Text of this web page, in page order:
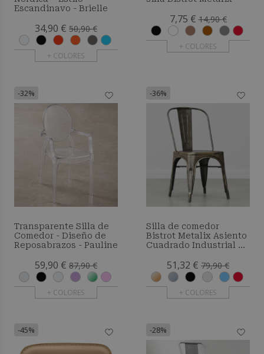
Escandinavo - Brielle
34,90 € 50,90 €
+ COLORES
7,75 € 14,90 €
+ COLORES
-32%
Transparente Silla de
Comedor - Diseño de
Reposabrazos - Pauline
59,90 € 87,90 €
+ COLORES
-36%
Silla de comedor
Bistrot Metalix Asiento
Cuadrado Industrial en
51,32 € 79,90 €
+ COLORES
-45% -28%